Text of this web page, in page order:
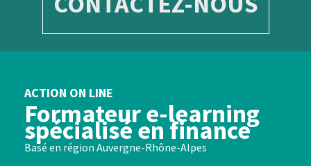
ACTION ON LINE
Formateur e-learning
spécialisé en finance
Basé en région Auvergne-Rhône-Alpes